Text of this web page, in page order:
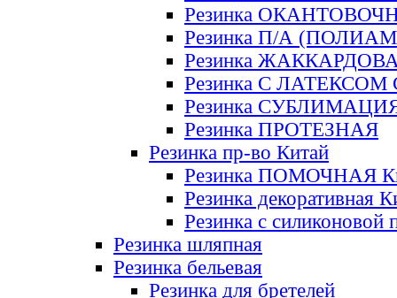
Резинка
Резинка П/А
Резинка
Резинка С ЛАТЕКСОМ
Резинка
Резинка ПРОТЕЗНАЯ
Резинка пр-во Китай
Резинка ПОМОЧНАЯ
Резинка декоративная
Резинка с силиконовой
Резинка шляпная
Резинка бельевая
Резинка для бретелей